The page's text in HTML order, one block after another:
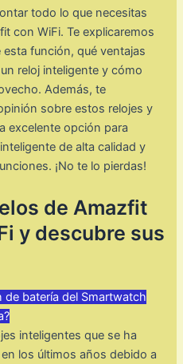
todo lo que necesitas
con WiFi. Te explicaremos
función, qué ventajas
reloj inteligente y cómo
Además, te
sobre estos relojes y
excelente opción para
de alta calidad y
¡No te lo pierdas!
de Amazfit
y descubre sus
de batería del Smartwatch
inteligentes que se ha
los últimos años debido a